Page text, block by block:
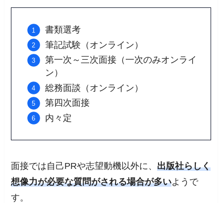
書類選考
筆記試験（オンライン）
第一次～三次面接（一次のみオンライ
ン）
総務面談（オンライン）
第四次面接
内々定
面接では自己PRや志望動機以外に、出版社らしく
想像力が必要な質問がされる場合が多いようで
す。